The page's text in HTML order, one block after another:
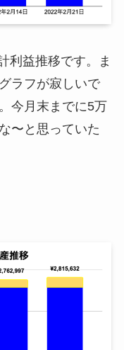
利益推移です。ま
ラフが寂しいで
今月末までに5万
〜と思っていた